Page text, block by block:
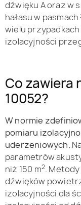
dźwięku A oraz w
hałasu w
wielu
izolacyjności
Co zawiera
10052?
W normie
pomiaru
uderzeniowych.
parametrów
niż 150 m2.
dźwięków
izolacyjności dla